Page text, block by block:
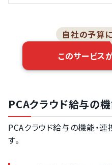
自社の予算
このサービス
PCAクラウド給与の
PCAクラウド給与の機能・
す。